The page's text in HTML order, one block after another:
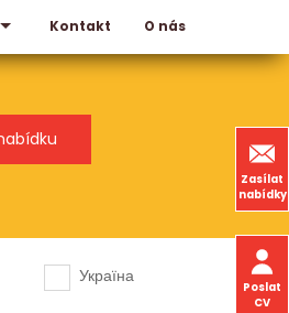
Kontakt O nás
Zasílat
nabídky
Poslat
CV
Україна